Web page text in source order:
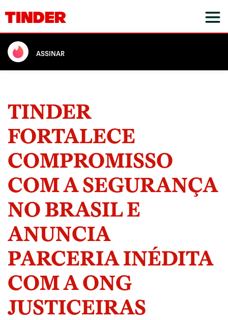
ASSINAR
TINDER
FORTALECE
COMPROMISSO
COM A SEGURANÇA
NO BRASIL E
ANUNCIA
PARCERIA INÉDITA
COM A ONG
JUSTICEIRAS